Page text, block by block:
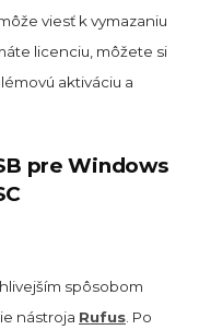
viesť k vymazaniu
licenciu, môžete si
aktiváciu a
pre Windows
spôsobom
nástroja Rufus . Po